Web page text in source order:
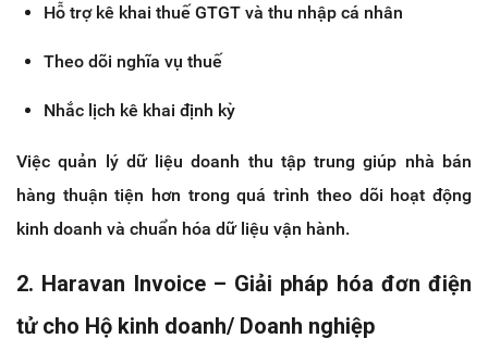
Hỗ trợ kê khai thuế GTGT và thu nhập cá nhân
Theo dõi nghĩa vụ thuế
Nhắc lịch kê khai định kỳ
Việc quản lý dữ liệu doanh thu tập trung giúp nhà bán
hàng thuận tiện hơn trong quá trình theo dõi hoạt động
kinh doanh và chuẩn hóa dữ liệu vận hành.
2. Haravan Invoice – Giải pháp hóa đơn điện
tử cho Hộ kinh doanh/ Doanh nghiệp